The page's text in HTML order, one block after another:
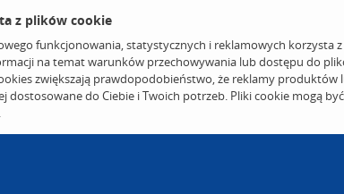
z plików cookie
funkcjonowania, statystycznych i reklamowych korzysta
na temat warunków przechowywania lub dostępu do
zwiększają prawdopodobieństwo, że reklamy produktów
dostosowane do Ciebie i Twoich potrzeb. Pliki cookie mogą